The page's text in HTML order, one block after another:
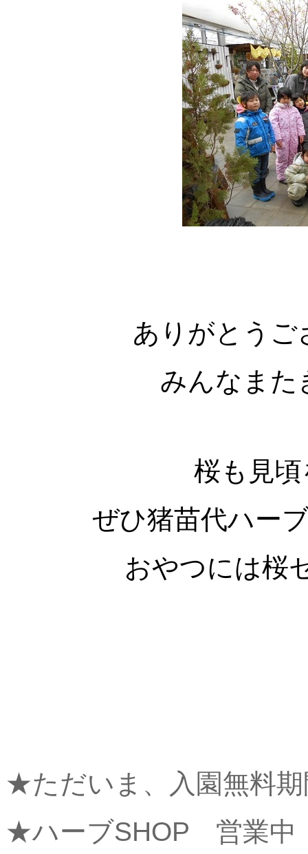
ありがとうご
みんなまた
桜も見
ぜひ猪苗代ハー
おやつには桜
★ただいま、入園無料期
★ハーブSHOP 営業中